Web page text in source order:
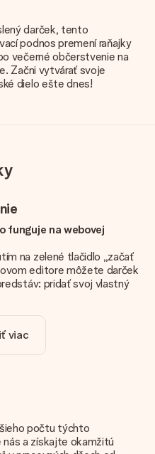
darček, tento
podnos premení raňajky
večerné občerstvenie na
Začni vytvárať svoje
dielo ešte dnes!
funguje na webovej
na zelené tlačidlo „začať
editore môžete darček
pridať svoj vlastný
zahŕňa personalizáciu Vášho
kvalitu?
darčekom úplne spokojní.
náš tím služieb
spolu s darčekom, ktorý
viac
počtu týchto
a získajte okamžitú